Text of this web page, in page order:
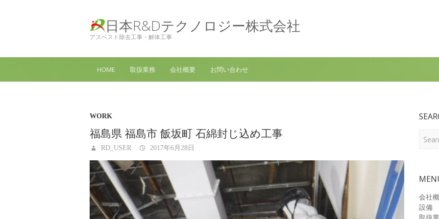
日本R&Dテクノロジー株式会社
アスベスト除去工事・解体工事
HOME 取扱業務 会社概要 お問い合わせ
WORK
福島県 福島市 飯坂町 石綿封じ込め工事
RD_USER 2017年6月28日
会社
設備